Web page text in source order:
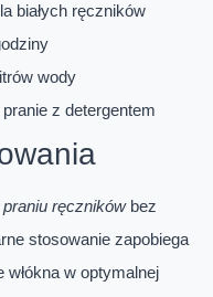
białych ręczników
wody
z detergentem
ręcznikówbez
stosowanie zapobiega
w optymalnej